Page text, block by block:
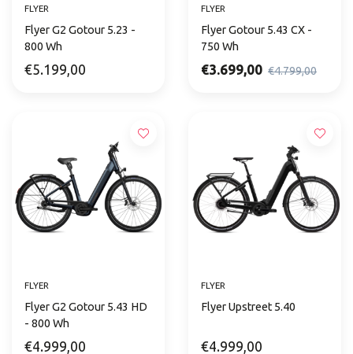
FLYER
Flyer G2 Gotour 5.23 -
800 Wh
€5.199,00
FLYER
Flyer Gotour 5.43 CX -
750 Wh
€3.699,00 €4.799,00
FLYER
Flyer G2 Gotour 5.43 HD
- 800 Wh
€4.999,00
FLYER
Flyer Upstreet 5.40
€4.999,00